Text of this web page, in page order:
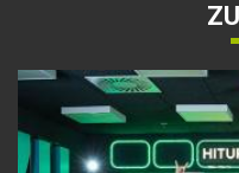
Bătălie
Verii: Cabron